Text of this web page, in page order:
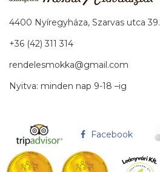
4400 Nyíregyháza, Szarvas utca 39.
+36 (42) 311 314
rendelesmokka@gmail.com
Nyitva: minden nap 9-18 –ig
Facebook